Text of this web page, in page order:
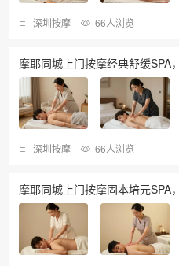
深圳按摩 66人浏览
摩耶同城上门按摩经典舒缓SPA
深圳按摩 66人浏览
摩耶同城上门按摩固本培元SPA